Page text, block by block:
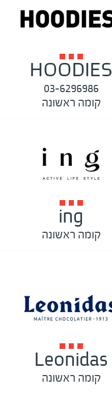
HOODIES
03-6296986
קומה ראשונה
ing
קומה ראשונה
Leonidas
קומה ראשונה